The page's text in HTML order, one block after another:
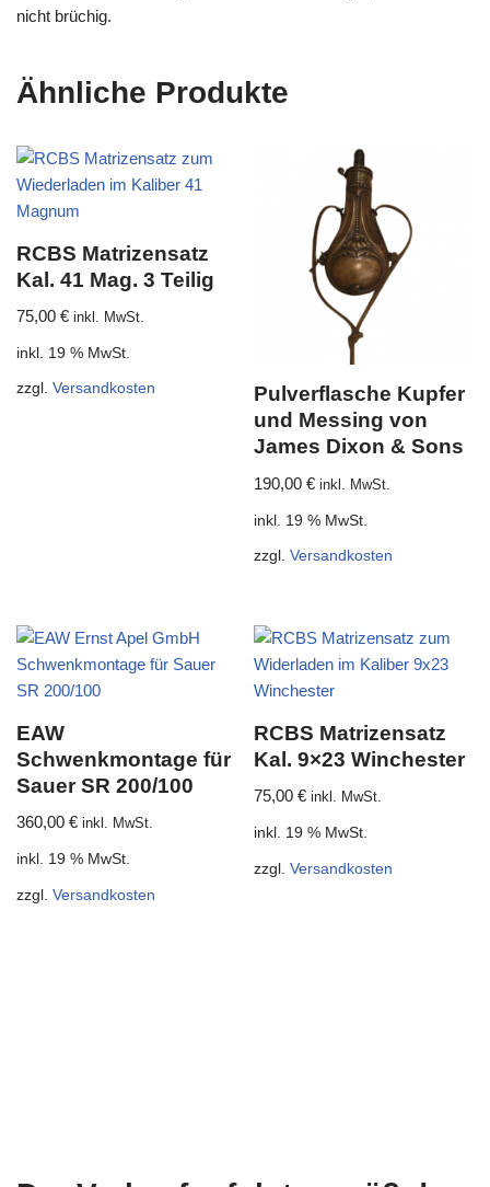
nicht brüchig.
Ähnliche Produkte
RCBS Matrizensatz
Kal. 41 Mag. 3 Teilig
75,00 € inkl. MwSt.
inkl. 19 % MwSt.
zzgl. Versandkosten
Pulverflasche Kupfer
und Messing von
James Dixon & Sons
190,00€ inkl. MwSt.
inkl. 19 % MwSt.
zzgl.Versandkosten
EAW
Schwenkmontage für
Sauer SR 200/100
360,00 € inkl. MwSt.
inkl. 19 % MwSt.
zzgl. Versandkosten
RCBS Matrizensatz
Kal. 9×23 Winchester
75,00€ inkl. MwSt.
inkl. 19 % MwSt.
zzgl.Versandkosten